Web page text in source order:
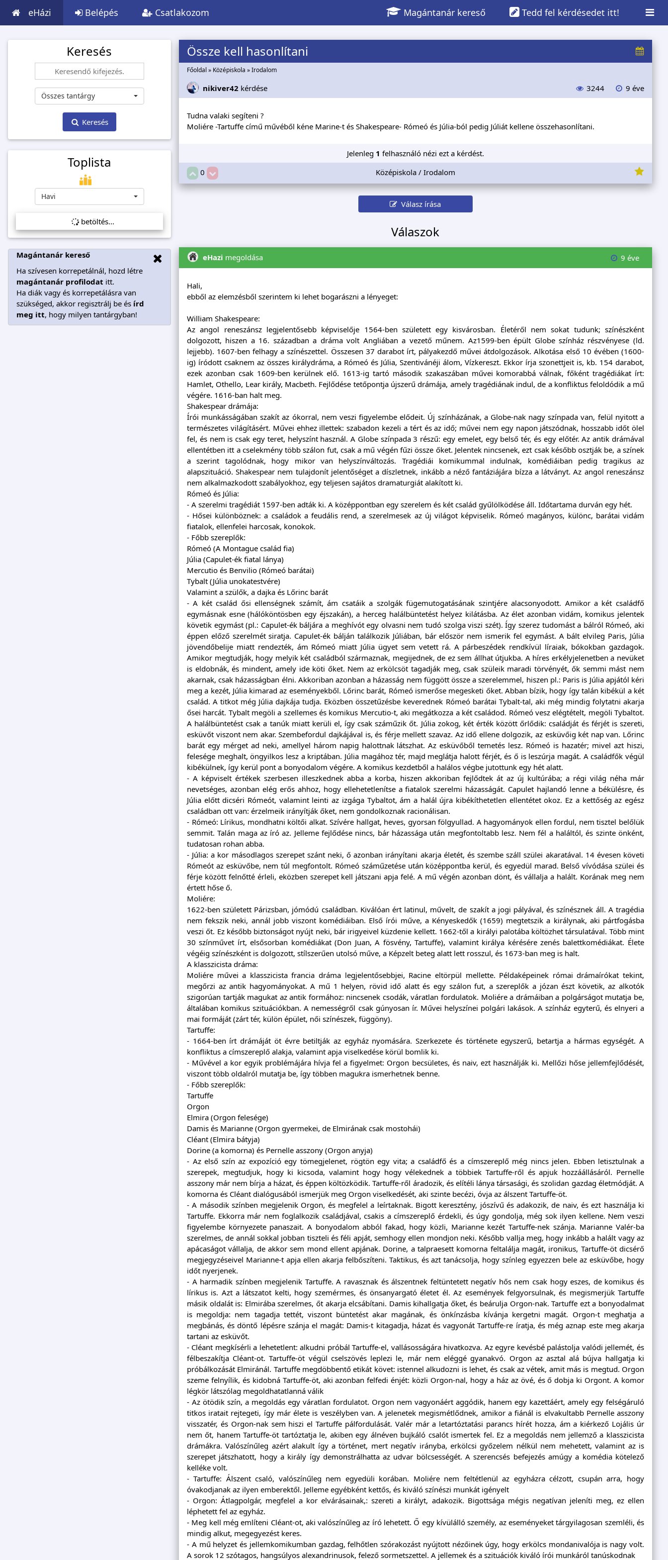
eHázi Belépés Csatlakozom Tedd fel kérdésedet itt!
Magántanár kereső
Keresés
Összes tantárgy
Keresés
Toplista
Havi
betöltés...
Magántanár kereső
Ha szívesen korrepetálnál, hozd létre
magántanár profilodat itt.
Ha diák vagy és korrepetálásra van
szükséged, akkor regisztrálj be és írd
meg itt, hogy milyen tantárgyban!
Össze kell hasonlítani
Főoldal » Középiskola »Irodalom
nikiver42 kérdése 3244 9 éve
Tudna valaki segíteni ?
Moliére -Tartuffe című művéből kéne Marine-t és Shakespeare- Rómeó és Júlia-ból pedig Júliát kellene összehasonlítani.
Jelenleg 1 felhasználó nézi ezt a kérdést.
0
Középiskola / Irodalom
Válasz írása
Válaszok
eHazi megoldása 9 éve
Hali,
ebből az elemzésből szerintem ki lehet bogarászni a lényeget:
William Shakespeare:
Az angol reneszánsz legjelentősebb képviselője 1564-ben született egy kisvárosban. Életéről nem sokat tudunk; színészként
dolgozott, hiszen a 16. században a dráma volt Angliában a vezető műnem. Az1599-ben épült Globe színház részvényese (ld.
lejjebb). 1607-ben felhagy a színészettel. Összesen 37 darabot írt, pályakezdő művei átdolgozások. Alkotása első 10 évében (1600-
ig) íródott csaknem az összes királydráma, a Rómeó és Júlia, Szentivánéji álom, Vízkereszt. Ekkor írja szonettjeit is, kb. 154 darabot,
ezek azonban csak 1609-ben kerülnek elő. 1613-ig tartó második szakaszában művei komorabbá válnak, főként tragédiákat írt:
Hamlet, Othello, Lear király, Macbeth. Fejlődése tetőpontja újszerű drámája, amely tragédiának indul, de a konfliktus feloldódik a mű
végére. 1616-ban halt meg.
Shakespear drámája:
Írói munkásságában szakít az ókorral, nem veszi figyelembe elődeit. Új színházának, a Globe-nak nagy színpada van, felül nyitott a
természetes világításért. Művei ehhez illettek: szabadon kezeli a tért és az idő; művei nem egy napon játszódnak, hosszabb időt ölel
fel, és nem is csak egy teret, helyszínt használ. A Globe színpada 3 részű: egy emelet, egy belső tér, és egy előtér. Az antik drámával
ellentétben itt a cselekmény több szálon fut, csak a mű végén fűzi össze őket. Jelentek nincsenek, ezt csak később osztják be, a színek
a szerint tagolódnak, hogy mikor van helyszínváltozás. Tragédiái komikummal indulnak, komédiáiban pedig tragikus az
alapszituáció. Shakespear nem tulajdonít jelentőséget a díszletnek, inkább a néző fantáziájára bízza a látványt. Az angol reneszánsz
nem alkalmazkodott szabályokhoz, egy teljesen sajátos dramaturgiát alakított ki.
Rómeó és Júlia:
- A szerelmi tragédiát 1597-ben adták ki. A középpontban egy szerelem és két család gyűlölködése áll. Időtartama durván egy hét.
- Hősei különböznek: a családok a feudális rend, a szerelmesek az új világot képviselik. Rómeó magányos, különc, barátai vidám
fiatalok, ellenfelei harcosak, konokok.
- Főbb szereplők:
Rómeó (A Montague család fia)
Júlia (Capulet-ék fiatal lánya)
Mercutio és Benvilio (Rómeó barátai)
Tybalt (Júlia unokatestvére)
Valamint a szülők, a dajka és Lőrinc barát
- A két család ősi ellenségnek számít, ám csatáik a szolgák fügemutogatásának szintjére alacsonyodott. Amikor a két családfő
egymásnak esne (hálóköntösben egy éjszakán), a herceg halálbüntetést helyez kilátásba. Az élet azonban vidám, komikus jelentek
követik egymást (pl.: Capulet-ék báljára a meghívót egy olvasni nem tudó szolga viszi szét). Így szerez tudomást a bálról Rómeó, aki
éppen előző szerelmét siratja. Capulet-ék bálján találkozik Júliában, bár először nem ismerik fel egymást. A bált elvileg Paris, Júlia
jövendőbelije miatt rendezték, ám Rómeó miatt Júlia ügyet sem vetett rá. A párbeszédek rendkívül líraiak, bókokban gazdagok.
Amikor megtudják, hogy melyik két családból származnak, megijednek, de ez sem állhat útjukba. A híres erkélyjelenetben a nevüket
is eldobnák, és mindent, amely ide köti őket. Nem az erkölcsöt tagadják meg, csak szüleik maradi törvényét, ők semmi mást nem
akarnak, csak házasságban élni. Akkoriban azonban a házasság nem függött össze a szerelemmel, hiszen pl.: Paris is Júlia apjától kéri
meg a kezét, Júlia kimarad az eseményekből. Lőrinc barát, Rómeó ismerőse megesketi őket. Abban bízik, hogy így talán kibékül a két
család. A titkot még Júlia dajkája tudja. Eközben összetűzésbe keverednek Rómeó barátai Tybalt-tal, aki még mindig folytatni akarja
ősei harcát. Tybalt megöli a szellemes és komikus Mercutio-t, aki megátkozza a két családod. Rómeó vesz elégtételt, megöli Tybaltot.
A halálbüntetést csak a tanúk miatt kerüli el, így csak száműzik őt. Júlia zokog, két érték között őrlődik: családját és férjét is szereti,
esküvőt viszont nem akar. Szembefordul dajkájával is, és férje mellett szavaz. Az idő ellene dolgozik, az esküvőig két nap van. Lőrinc
barát egy mérget ad neki, amellyel három napig halottnak látszhat. Az esküvőből temetés lesz. Rómeó is hazatér; mivel azt hiszi,
felesége meghalt, öngyilkos lesz a kriptában. Júlia magához tér, majd meglátja halott férjét, és ő is leszúrja magát. A családfők végül
kibékülnek, így kerül pont a bonyodalom végére. A komikus kezdetből a halálos végbe jutottunk egy hét alatt.
- A képviselt értékek szerbesen illeszkednek abba a korba, hiszen akkoriban fejlődtek át az új kultúrába; a régi világ néha már
nevetséges, azonban elég erős ahhoz, hogy ellehetetlenítse a fiatalok szerelmi házasságát. Capulet hajlandó lenne a békülésre, és
Júlia előtt dicséri Rómeót, valamint leinti az izgága Tybaltot, ám a halál újra kibékíthetetlen ellentétet okoz. Ez a kettőség az egész
családban ott van: érzelmeik irányítják őket, nem gondolkoznak racionálisan.
- Rómeó: Lírikus, mondhatni költői alkat. Szívére hallgat, heves, gyorsan fölgyullad. A hagyományok ellen fordul, nem tisztel belőlük
semmit. Talán maga az író az. Jelleme fejlődése nincs, bár házassága után megfontoltabb lesz. Nem fél a haláltól, és szinte önként,
tudatosan rohan abba.
- Júlia: a kor másodlagos szerepet szánt neki, ő azonban irányítani akarja életét, és szembe száll szülei akaratával. 14 évesen követi
Rómeót az esküvőbe, nem túl megfontolt. Rómeó száműzetése után középpontba kerül, és egyedül marad. Belső vívódása szülei és
férje között felnőtté érleli, eközben szerepet kell játszani apja felé. A mű végén azonban dönt, és vállalja a halált. Korának meg nem
értett hőse ő.
Moliére:
1622-ben született Párizsban, jómódú családban. Kiválóan ért latinul, művelt, de szakít a jogi pályával, és színésznek áll. A tragédia
nem fekszik neki, annál jobb viszont komédiáiban. Első írói műve, a Kényeskedők (1659) megtetszik a királynak, aki pártfogásba
veszi őt. Ez később biztonságot nyújt neki, bár irigyeivel küzdenie kellett. 1662-től a királyi palotába költözhet társulatával. Több mint
30 színművet írt, elsősorban komédiákat (Don Juan, A fösvény, Tartuffe), valamint királya kérésére zenés balettkomédiákat. Élete
végéig színészként is dolgozott, stílszerűen utolsó műve, a Képzelt beteg alatt lett rosszul, és 1673-ban meg is halt.
A klasszicista dráma:
Moliére művei a klasszicista francia dráma legjelentősebbjei, Racine eltörpül mellette. Példaképeinek római drámaírókat tekint,
megőrzi az antik hagyományokat. A mű 1 helyen, rövid idő alatt és egy szálon fut, a szereplők a józan észt követik, az alkotók
szigorúan tartják magukat az antik formához: nincsenek csodák, váratlan fordulatok. Moliére a drámáiban a polgárságot mutatja be,
általában komikus szituációkban. A nemességről csak gúnyosan ír. Művei helyszínei polgári lakások. A színház egyterű, és elnyeri a
mai formáját (zárt tér, külön épület, női színészek, függöny).
Tartuffe:
- 1664-ben írt drámáját öt évre betiltják az egyház nyomására. Szerkezete és története egyszerű, betartja a hármas egységét. A
konfliktus a címszereplő alakja, valamint apja viselkedése körül bomlik ki.
- Művével a kor egyik problémájára hívja fel a figyelmet: Orgon becsületes, és naiv, ezt használják ki. Mellőzi hőse jellemfejlődését,
viszont több oldalról mutatja be, így többen magukra ismerhetnek benne.
- Főbb szereplők:
Tartuffe
Orgon
Elmira (Orgon felesége)
Damis és Marianne (Orgon gyermekei, de Elmirának csak mostohái)
Cléant (Elmira bátyja)
Dorine (a komorna) és Pernelle asszony (Orgon anyja)
- Az első szín az expozíció egy tömegjelenet, rögtön egy vita; a családfő és a címszereplő még nincs jelen. Ebben letisztulnak a
szerepek, megtudjuk, hogy ki kicsoda, valamint hogy hogy vélekednek a többiek Tartuffe-ről és apjuk hozzáállásáról. Pernelle
asszony már nem bírja a házat, és éppen költözködik. Tartuffe-ről áradozik, és elítéli lánya társasági, és szolidan gazdag életmódját. A
komorna és Cléant dialógusából ismerjük meg Orgon viselkedését, aki szinte becézi, óvja az álszent Tartuffe-öt.
- A második színben megjelenik Orgon, és megfelel a leírtaknak. Bigott keresztény, jószívű és adakozik, de naiv, és ezt használja ki
Tartuffe. Ekkorra már nem foglalkozik családjával, csakis a címszereplő érdekli, és úgy gondolja, még sok ilyen kellene. Nem veszi
figyelembe környezete panaszait. A bonyodalom abból fakad, hogy közli, Marianne kezét Tartuffe-nek szánja. Marianne Valér-ba
szerelmes, de annál sokkal jobban tiszteli és féli apját, semhogy ellen mondjon neki. Később vallja meg, hogy inkább a halált vagy az
apácaságot vállalja, de akkor sem mond ellent apjának. Dorine, a talpraesett komorna feltalálja magát, ironikus, Tartuffe-öt dicsérő
megjegyzéseivel Marianne-t apja ellen akarja felbőszíteni. Taktikus, és azt tanácsolja, hogy színleg egyezzen bele az esküvőbe, hogy
időt nyerjenek.
- A harmadik színben megjelenik Tartuffe. A ravasznak és álszentnek feltüntetett negatív hős nem csak hogy eszes, de komikus és
lírikus is. Azt a látszatot kelti, hogy szemérmes, és önsanyargató életet él. Az események felgyorsulnak, és megismerjük Tartuffe
másik oldalát is: Elmirába szerelmes, őt akarja elcsábítani. Damis kihallgatja őket, és beárulja Orgon-nak. Tartuffe ezt a bonyodalmat
is megoldja: nem tagadja tettét, viszont büntetést akar magának, és önkínzásba kívánja kergetni magát. Orgon-t meghatja a
megbánás, és döntő lépésre szánja el magát: Damis-t kitagadja, házat és vagyonát Tartuffe-re íratja, és még aznap este meg akarja
tartani az esküvőt.
- Cléant megkísérli a lehetetlent: alkudni próbál Tartuffe-el, vallásosságára hivatkozva. Az egyre kevésbé palástolja valódi jellemét, és
félbeszakítja Cléant-ot. Tartuffe-öt végül cselszövés leplezi le, már nem eléggé gyanakvó. Orgon az asztal alá bújva hallgatja ki
próbálkozását Elmiránál. Tartuffe megdöbbentő etikát követ: istennel alkudozni is lehet, és csak az vétek, amit más is megtud. Orgon
szeme felnyílik, és kidobná Tartuffe-öt, aki azonban felfedi énjét: közli Orgon-nal, hogy a ház az övé, és ő dobja ki Orgont. A komor
légkör látszólag megoldhatatlanná válik
- Az ötödik szín, a megoldás egy váratlan fordulatot. Orgon nem vagyonáért aggódik, hanem egy kazettáért, amely egy felségáruló
titkos iratait rejtegeti, így már élete is veszélyben van. A jelenetek megismétlődnek, amikor a fiánál is elvakultabb Pernelle asszony
visszatér, és Orgon-nak sem hiszi el Tartuffe pálfordulását. Valér már a letartóztatási parancs hírét hozza, ám a kiérkező Lojális úr
nem őt, hanem Tartuffe-öt tartóztatja le, akiben egy álnéven bujkáló csalót ismertek fel. Ez a megoldás nem jellemző a klasszicista
drámákra. Valószínűleg azért alakult így a történet, mert negatív irányba, erkölcsi győzelem nélkül nem mehetett, valamint az is
szerepet játszhatott, hogy a király így demonstrálhatta az udvar bölcsességét. A szerencsés befejezés amúgy a komédia kötelező
kelléke volt.
- Tartuffe: Álszent csaló, valószínűleg nem egyedüli korában. Moliére nem feltétlenül az egyházra célzott, csupán arra, hogy
óvakodjanak az ilyen emberektől. Jelleme egyébként kettős, és kiváló színészi munkát igényelt
- Orgon: Átlagpolgár, megfelel a kor elvárásainak,: szereti a királyt, adakozik. Bigottsága mégis negatívan jeleníti meg, ez ellen
léphetett fel az egyház.
- Meg kell még említeni Cléant-ot, aki valószínűleg az író lehetett. Ő egy kívülálló személy, az eseményeket tárgyilagosan szemléli, és
mindig alkut, megegyezést keres.
- A mű helyzet és jellemkomikumban gazdag, felhőtlen szórakozást nyújtott nézőinek úgy, hogy erkölcs mondanivalója is nagy volt.
A sorok 12 szótagos, hangsúlyos alexandrinusok, felező sormetszettel. A jellemek és a szituációk kiváló írói munkáról tanúskodnak